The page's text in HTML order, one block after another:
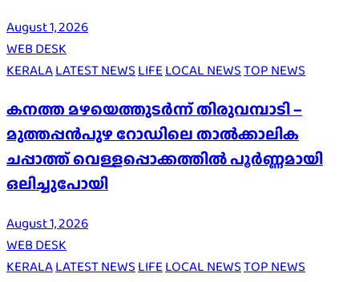
August 1, 2026
WEB DESK
KERALALATEST NEWS LIFE LOCAL NEWSTOP NEWS
കനത്ത മഴയെത്തുടർന്ന് തിരുവമ്പാടി –
മുത്തപ്പൻപുഴ റോഡിലെ താൽക്കാലിക
ചപ്പാത്ത് വെള്ളപ്പൊക്കത്തിൽ പൂർണ്ണമായി
ഒലിച്ചുപോയി
August 1, 2026
WEB DESK
KERALALATEST NEWS LIFE LOCAL NEWSTOP NEWS